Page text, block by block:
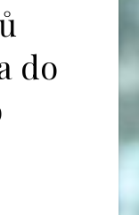
do